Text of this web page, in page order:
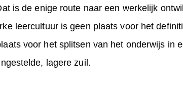
is de enige route naar een werkelijk
leercultuur is geen plaats voor het
voor het splitsen van het onderwijs in
lagere zuil.